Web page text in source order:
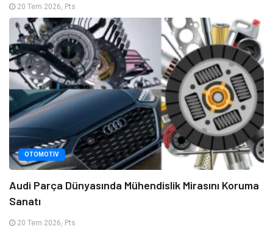
20 Tem 2026, Pts
OTOMOTIV
Audi Parça Dünyasında Mühendislik Mirasını Koruma
Sanatı
20 Tem 2026, Pts